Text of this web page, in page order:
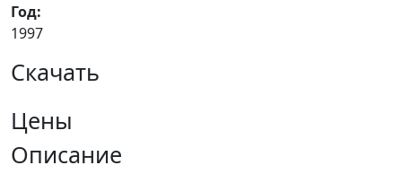
Год:
1997
Скачать
Цены
Описание